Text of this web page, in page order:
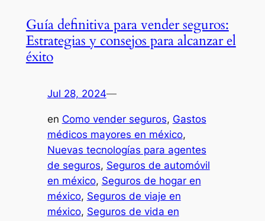
Guía definitiva para vender seguros:
Estrategias y consejos para alcanzar el
éxito
Jul 28, 2024—
en Como vender seguros, Gastos
médicos mayores en méxico
Nuevas tecnologías para agentes
de seguros, Seguros de automóvil
en méxico, Seguros de hogar en
méxico, Seguros de viaje en
méxico, Seguros de vida en